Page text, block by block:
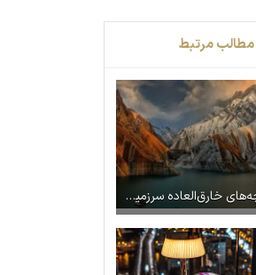
مطالب مرتبط
دریاچه‌های خارق‌العاده سرزمین ایران